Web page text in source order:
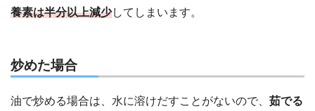
養素は半分以上減少してしまいます。
炒めた場合
油で炒める場合は、水に溶けだすことがないので、 茹でる